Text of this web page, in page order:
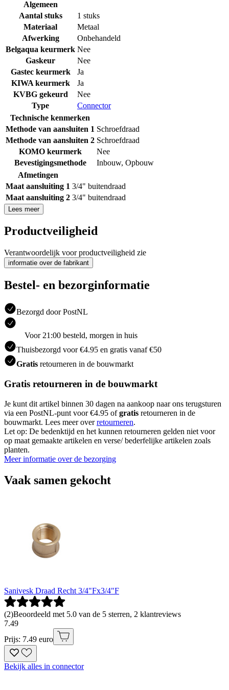
Algemeen
Aantal stuks
1 stuks
Materiaal
Metaal
Afwerking
Onbehandeld
Belgaqua keurmerk Nee
Gaskeur
Nee
Gastec keurmerk
Ja
KIWA keurmerk
Ja
KVBG gekeurd
Nee
Type
Connector
Technische kenmerken
Methode van aansluiten 1 Schroefdraad
Methode van aansluiten 2 Schroefdraad
KOMO keurmerk
Nee
Bevestigingsmethode
Inbouw, Opbouw
Afmetingen
Maat aansluiting 1 3/4" buitendraad
Maat aansluiting 2 3/4" buitendraad
Lees meer
Productveiligheid
Verantwoordelijk voor productveiligheid zie
informatie over de fabrikant
Bestel- en bezorginformatie
Bezorgd door PostNL
Voor 21:00 besteld, morgen in huis
Thuisbezorgd voor €4.95 en gratis vanaf €50
Gratis retourneren in de bouwmarkt
Gratis retourneren in de bouwmarkt
Je kunt dit artikel binnen 30 dagen na aankoop naar ons terugsturen
via een PostNL-punt voor €4.95 ofgratis retourneren in de
bouwmarkt. Lees meer overretourneren.
Let op: De bedenktijd en het kunnen retourneren gelden niet voor
op maat gemaakte artikelen en verse/ bederfelijke artikelen zoals
planten.
Meer informatie over de bezorging
Vaak samen gekocht
Sanivesk Draad Recht 3/4"Fx3/4"F
(2)Beoordeeld met 5.0 van de 5 sterren, 2 klantreviews
7.49
Prijs: 7.49 euro
Bekijk alles in connector